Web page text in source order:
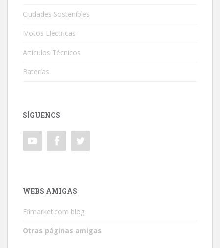
Ciudades Sostenibles
Motos Eléctricas
Artículos Técnicos
Baterías
SÍGUENOS
WEBS AMIGAS
Efimarket.com blog
Otras páginas amigas